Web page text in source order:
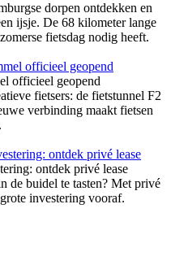
dorpen ontdekken en
ijsje. De 68 kilometer lange
fietsdag nodig heeft.
officieel geopend
fietsers: de fietstunnel F2
verbinding maakt fietsen
ontdek privé lease
de buidel te tasten? Met privé
investering vooraf.